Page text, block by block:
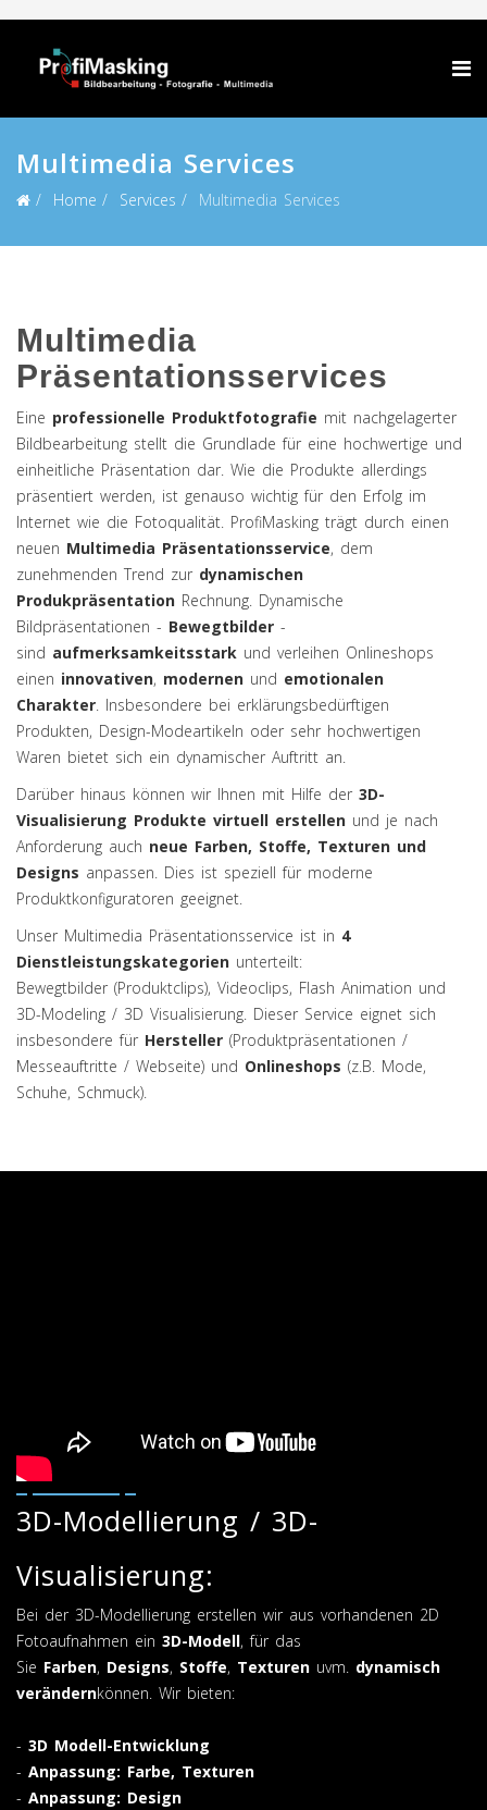
Multimedia Services
Home Services Multimedia Services
Multimedia
Präsentationsservices
Eine professionelle Produktfotografie mit nachgelagerter
Bildbearbeitung stellt die Grundlade für eine hochwertige und
einheitliche Präsentation dar. Wie die Produkte allerdings
präsentiert werden, ist genauso wichtig für den Erfolg im
Internet wie die Fotoqualität. ProfiMasking trägt durch einen
neuen Multimedia Präsentationsservice, dem
zunehmenden Trend zur dynamischen
Produkpräsentation Rechnung. Dynamische
Bildpräsentationen - Bewegtbilder -
sind aufmerksamkeitsstark und verleihen Onlineshops
einen innovativen, modernen und emotionalen
Charakter. Insbesondere bei erklärungsbedürftigen
Produkten, Design-Modeartikeln oder sehr hochwertigen
Waren bietet sich ein dynamischer Auftritt an.
Darüber hinaus können wir Ihnen mit Hilfe der 3D-
Visualisierung Produkte virtuell erstellen und je nach
Anforderung auch neue Farben, Stoffe, Texturen und
Designs anpassen. Dies ist speziell für moderne
Produktkonfiguratoren geeignet.
Unser Multimedia Präsentationsservice ist in 4
Dienstleistungskategorien unterteilt:
Bewegtbilder (Produktclips), Videoclips, Flash Animation und
3D-Modeling / 3D Visualisierung. Dieser Service eignet sich
insbesondere für Hersteller (Produktpräsentationen /
Messeauftritte / Webseite) und Onlineshops (z.B. Mode,
Schuhe, Schmuck).
3D-Modellierung / 3D-
Visualisierung:
Bei der 3D-Modellierung erstellen wir aus vorhandenen 2D
Fotoaufnahmen ein 3D-Modell, für das
Sie Farben, Designs, Stoffe, Texturen uvm. dynamisch
verändernkönnen. Wir bieten:
- 3D Modell-Entwicklung
- Anpassung: Farbe, Texturen
- Anpassung: Design